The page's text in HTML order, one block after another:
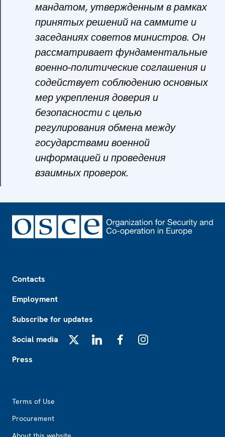
мандатом, утвержденным в рамках
принятых решений на саммите и
заседаниях советов министров. Он
рассматривает фундаментальные
военно-политические соглашения и
содействует соблюдению основных
мер укрепления доверия и
безопасности с целью
регулирования обмена между
государствами военной
информацией и проведения
взаимных проверок.
Contacts
Employment
Subscribe for updates
Social media
Press
Terms of Use
Procurement